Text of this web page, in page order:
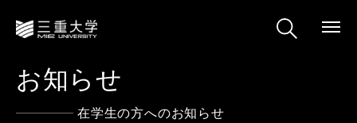
お知らせ
在学生の方へのお知らせ